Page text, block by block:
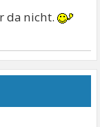
da nicht.